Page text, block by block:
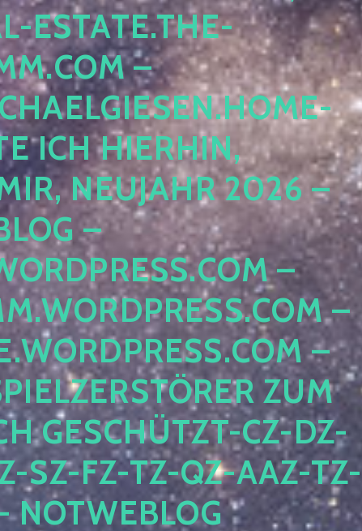
P
– E
B
ICH HIERHIN, I
NEUJAHR 2026 – N
– F
– D
– L
– A
ZUM S
CZ-DZ-ZZ
FZ-TZ-QZ-AAZ-TZ-HZ
PE